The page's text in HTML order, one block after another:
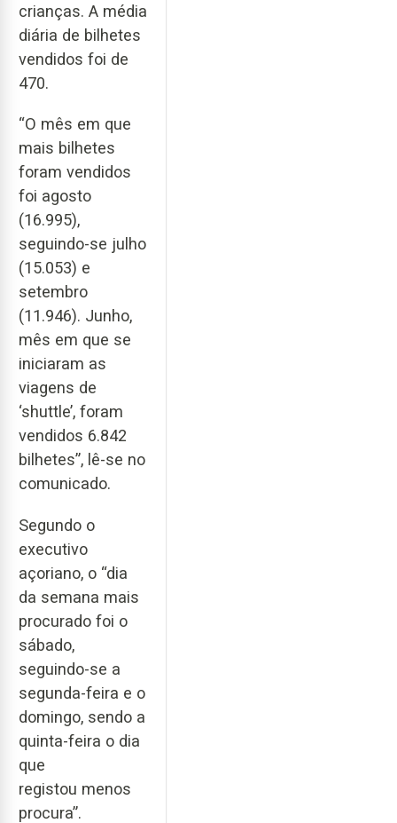
crianças. A média
diária de bilhetes
vendidos foi de
470.
“O mês em que
mais bilhetes
foram vendidos
foi agosto
(16.995),
seguindo-se julho
(15.053) e
setembro
(11.946). Junho,
mês em que se
iniciaram as
viagens de
‘shuttle’, foram
vendidos 6.842
bilhetes”, lê-se no
comunicado.
Segundo o
executivo
açoriano, o “dia
da semana mais
procurado foi o
sábado,
seguindo-se a
segunda-feira e o
domingo, sendo a
quinta-feira o dia
que
registou menos
procura”.